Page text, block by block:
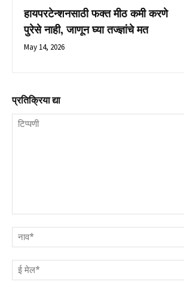
हायपरटेन्शनसाठी फक्त मीठ कमी करणे
पुरेसे नाही, जाणून घ्या तज्ज्ञांचे मत
May 14, 2026
प्रतिक्रिया द्या